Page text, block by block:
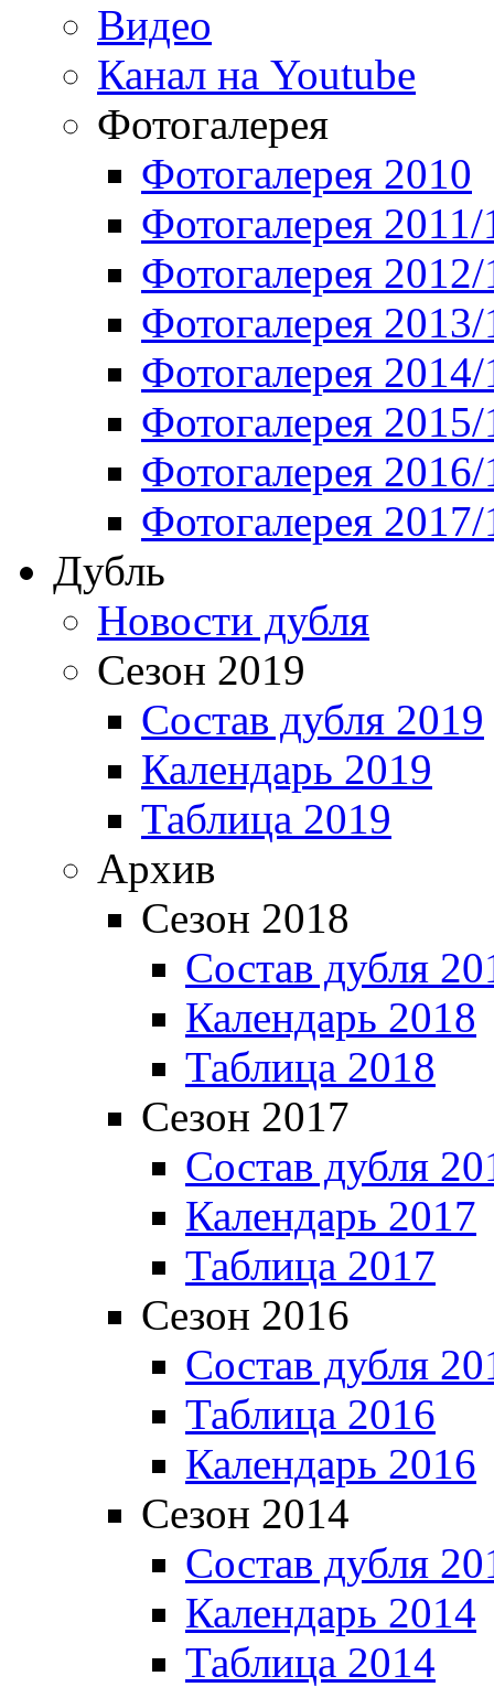
Видео
Канал на Youtube
Фотогалерея
Фотогалерея 2010
Фотогалерея 2011/
Фотогалерея
Фотогалерея
Фотогалерея
Фотогалерея
Фотогалерея
Фотогалерея
Дубль
Новости дубля
Сезон 2019
Состав дубля 2019
Календарь 2019
Таблица 2019
Архив
Сезон 2018
Состав дубля
Календарь 2018
Таблица 2018
Сезон 2017
Состав дубля
Календарь 2017
Таблица 2017
Сезон 2016
Состав дубля
Таблица 2016
Календарь 2016
Сезон 2014
Состав дубля
Календарь 2014
Таблица 2014